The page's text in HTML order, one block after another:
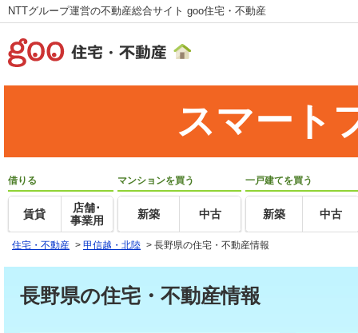
NTTグループ運営の不動産総合サイト goo住宅・不動産
スマート
借りる
賃貸
店舗･
事業用
マンションを買う
新築 中古
一戸建てを買う
新築 中古
住宅・不動産 > 甲信越・北陸 > 長野県の住宅・不動産情報
長野県の住宅・不動産情報